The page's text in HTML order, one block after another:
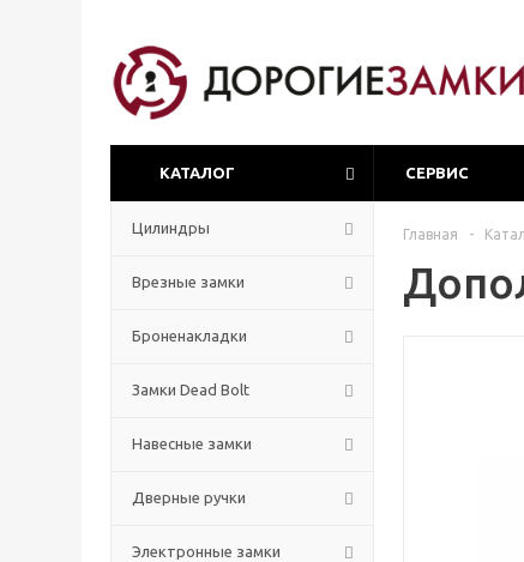
КАТАЛОГ СЕРВИС
Цилиндры
Врезные замки
Броненакладки
Замки Dead Bolt
Навесные замки
Дверные ручки
Электронные замки
Главная -